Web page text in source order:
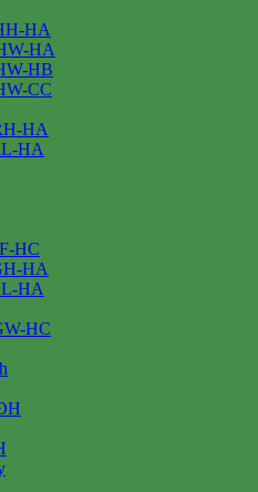
HA
HA
HB
CC
HA
HA
HC
HA
HA
HC